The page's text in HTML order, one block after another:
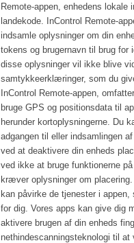
Remote-appen, enhedens lokale
landekode. InControl Remote-
indsamle oplysninger om din
tokens og brugernavn til brug for
disse oplysninger vil ikke blive
samtykkeerklæringer, som du
InControl Remote-appen,
bruge GPS og positionsdata til
herunder kortoplysningerne. Du
adgangen til eller indsamlingen
ved at deaktivere din enheds
ved ikke at bruge funktionerne
kræver oplysninger om
kan påvirke de tjenester i
for dig. Vores apps kan give dig
aktivere brugen af din enheds
nethindescanningsteknologi til at